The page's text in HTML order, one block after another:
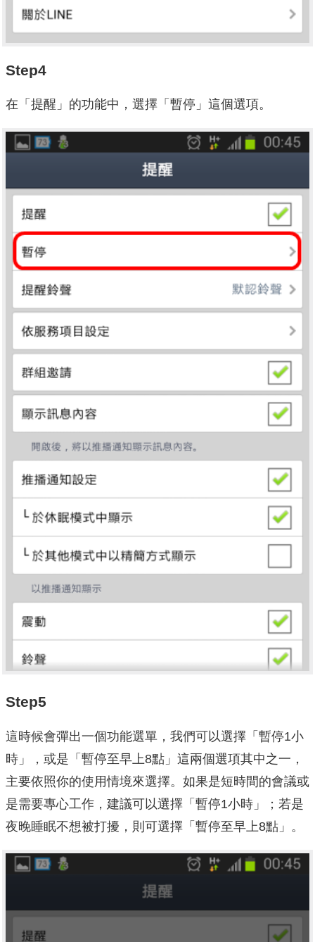
Step4
在「提醒」的功能中，選擇「暫停」這個選項。
Step5
這時候會彈出一個功能選單，我們可以選擇「暫停1小
時」，或是「暫停至早上8點」這兩個選項其中之一，
主要依照你的使用情境來選擇。如果是短時間的會議或
是需要專心工作，建議可以選擇「暫停1小時」；若是
夜晚睡眠不想被打擾，則可選擇「暫停至早上8點」。